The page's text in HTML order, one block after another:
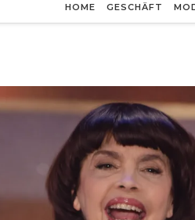
HOME GESCHÄFT